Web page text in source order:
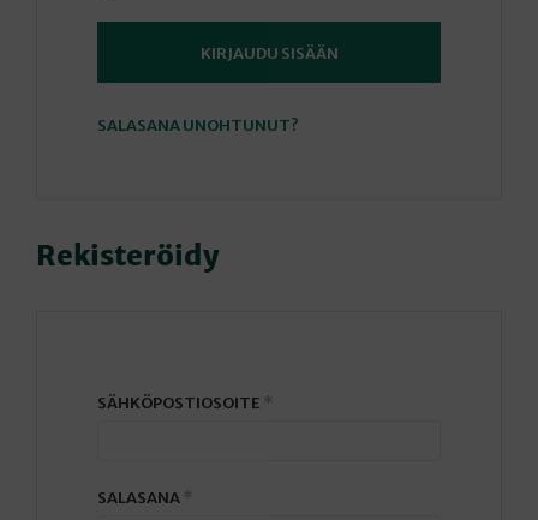
KIRJAUDU SISÄÄN
SALASANA UNOHTUNUT?
Rekisteröidy
SÄHKÖPOSTIOSOITE *
SALASANA *